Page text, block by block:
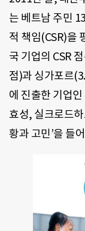
는 베트남 주민
적 책임(CSR)을
국 기업의 CSR
점)과 싱가포르
에 진출한 기업
효성, 실크로드
황과 고민’을 들